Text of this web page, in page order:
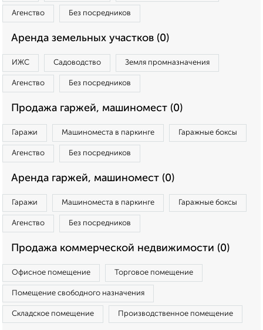
Агенство Без посредников
Аренда земельных участков (0)
ИЖС Садоводство Земля промназначения
Агенство Без посредников
Продажа гаржей, машиномест (0)
Гаражи Машиноместа в паркинге Гаражные боксы
Агенство Без посредников
Аренда гаржей, машиномест (0)
Гаражи Машиноместа в паркинге Гаражные боксы
Агенство Без посредников
Продажа коммерческой недвижимости (0)
Офисное помещение Торговое помещение
Помещение свободного назначения
Складское помещение Производственное помещение